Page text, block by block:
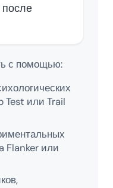
с помощью:
Test или Trail
Flanker или